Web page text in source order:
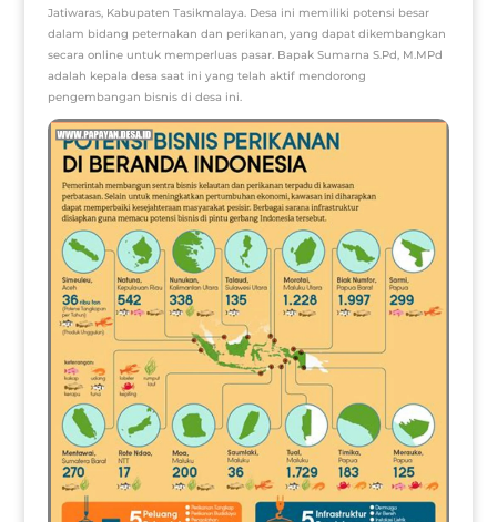
Jatiwaras, Kabupaten Tasikmalaya. Desa ini memiliki potensi besar
dalam bidang peternakan dan perikanan, yang dapat dikembangkan
secara online untuk memperluas pasar. Bapak Sumarna S.Pd, M.MPd
adalah kepala desa saat ini yang telah aktif mendorong
pengembangan bisnis di desa ini.